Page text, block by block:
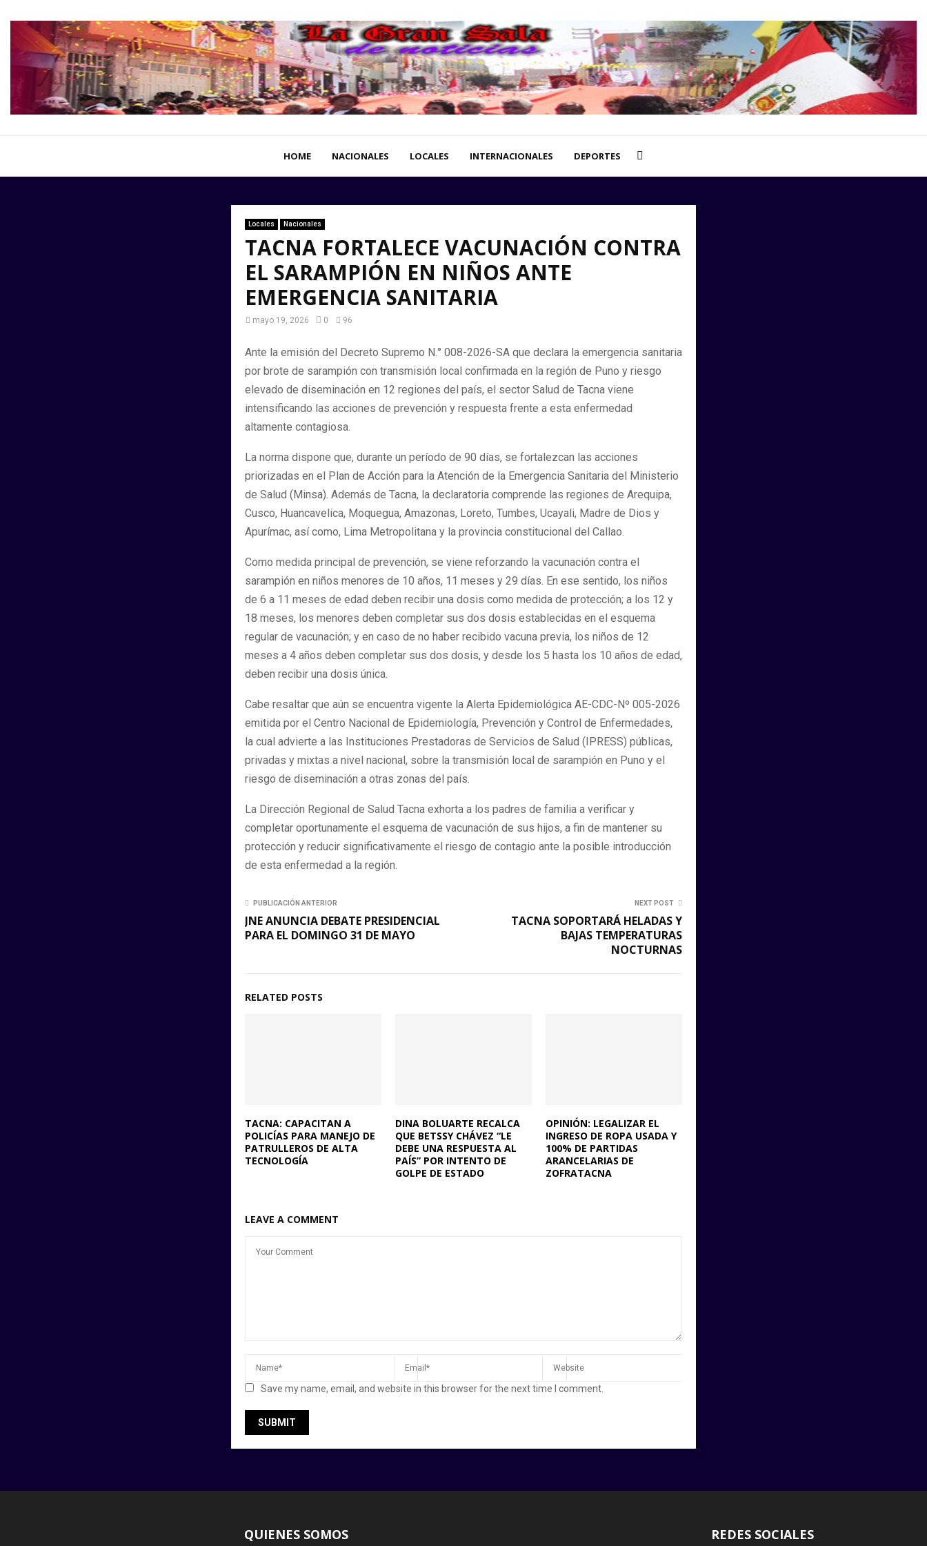
HOME NACIONALES LOCALES INTERNACIONALES DEPORTES
Locales Nacionales
TACNA FORTALECE VACUNACIÓN CONTRA
EL SARAMPIÓN EN NIÑOS ANTE
EMERGENCIA SANITARIA
mayo 19, 2026 0 96
Ante la emisión del Decreto Supremo N.° 008-2026-SA que declara la emergencia sanitaria
por brote de sarampión con transmisión local confirmada en la región de Puno y riesgo
elevado de diseminación en 12 regiones del país, el sector Salud de Tacna viene
intensificando las acciones de prevención y respuesta frente a esta enfermedad
altamente contagiosa.
La norma dispone que, durante un período de 90 días, se fortalezcan las acciones
priorizadas en el Plan de Acción para la Atención de la Emergencia Sanitaria del Ministerio
de Salud (Minsa). Además de Tacna, la declaratoria comprende las regiones de Arequipa,
Cusco, Huancavelica, Moquegua, Amazonas, Loreto, Tumbes, Ucayali, Madre de Dios y
Apurímac, así como, Lima Metropolitana y la provincia constitucional del Callao.
Como medida principal de prevención, se viene reforzando la vacunación contra el
sarampión en niños menores de 10 años, 11 meses y 29 días. En ese sentido, los niños
de 6 a 11 meses de edad deben recibir una dosis como medida de protección; a los 12 y
18 meses, los menores deben completar sus dos dosis establecidas en el esquema
regular de vacunación; y en caso de no haber recibido vacuna previa, los niños de 12
meses a 4 años deben completar sus dos dosis, y desde los 5 hasta los 10 años de edad,
deben recibir una dosis única.
Cabe resaltar que aún se encuentra vigente la Alerta Epidemiológica AE-CDC-Nº 005-2026
emitida por el Centro Nacional de Epidemiología, Prevención y Control de Enfermedades,
la cual advierte a las Instituciones Prestadoras de Servicios de Salud (IPRESS) públicas,
privadas y mixtas a nivel nacional, sobre la transmisión local de sarampión en Puno y el
riesgo de diseminación a otras zonas del país.
La Dirección Regional de Salud Tacna exhorta a los padres de familia a verificar y
completar oportunamente el esquema de vacunación de sus hijos, a fin de mantener su
protección y reducir significativamente el riesgo de contagio ante la posible introducción
de esta enfermedad a la región.
PUBLICACIÓN ANTERIOR
JNE ANUNCIA DEBATE PRESIDENCIAL
PARA EL DOMINGO 31 DE MAYO
NEXT POST
TACNA SOPORTARÁ HELADAS Y
BAJAS TEMPERATURAS
NOCTURNAS
RELATED POSTS
TACNA: CAPACITAN A
POLICÍAS PARA MANEJO DE
PATRULLEROS DE ALTA
TECNOLOGÍA
DINA BOLUARTE RECALCA
QUE BETSSY CHÁVEZ “LE
DEBE UNA RESPUESTA AL
PAÍS” POR INTENTO DE
GOLPE DE ESTADO
OPINIÓN: LEGALIZAR EL
INGRESO DE ROPA USADA Y
100% DE PARTIDAS
ARANCELARIAS DE
ZOFRATACNA
LEAVE A COMMENT
Save my name, email, and website in this browser for the next time I comment.
QUIENES SOMOS REDES SOCIALES